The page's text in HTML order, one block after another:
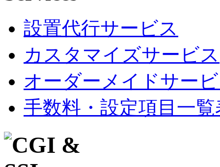
設置代行サービス
カスタマイズサービス
オーダーメイドサー
手数料・設定項目一覧